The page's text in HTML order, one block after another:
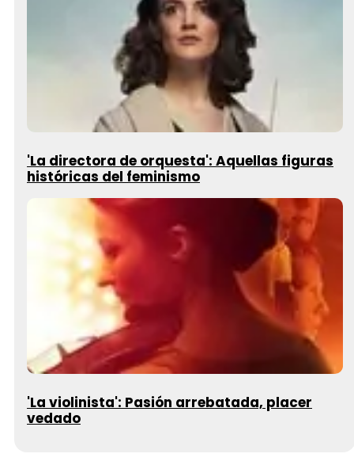
'La directora de orquesta': Aquellas figuras
históricas del feminismo
'La violinista': Pasión arrebatada, placer
vedado